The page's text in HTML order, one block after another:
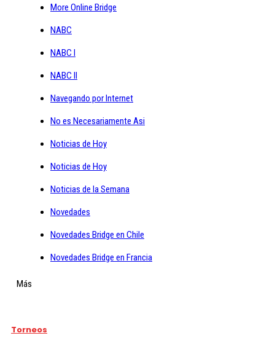
More Online Bridge
NABC
NABC I
NABC II
Navegando por Internet
No es Necesariamente Asi
Noticias de Hoy
Noticias de Hoy
Noticias de la Semana
Novedades
Novedades Bridge en Chile
Novedades Bridge en Francia
Más
Torneos